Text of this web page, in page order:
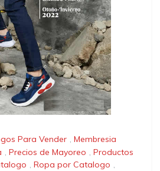
Para Vender , Membresia
, Precios de Mayoreo , Productos
, Ropa por Catalogo ,